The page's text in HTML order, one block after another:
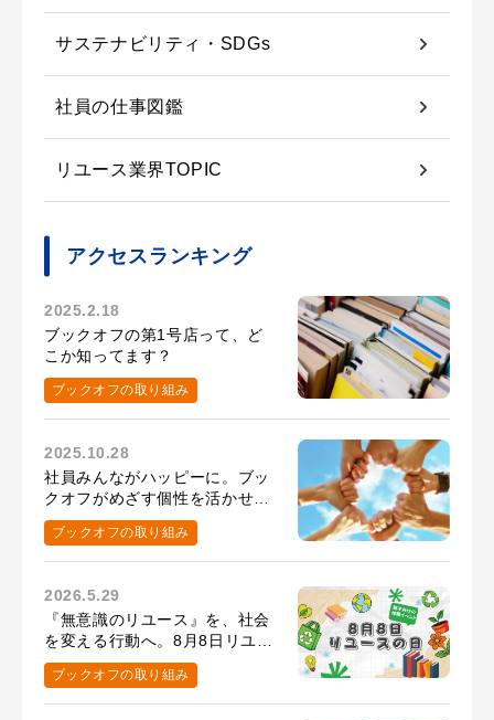
サステナビリティ・SDGs
社員の仕事図鑑
リユース業界TOPIC
アクセスランキング
2025.2.18
ブックオフの第1号店って、ど
こか知ってます？
ブックオフの取り組み
2025.10.28
社員みんながハッピーに。ブッ
クオフがめざす個性を活かせる
環境
ブックオフの取り組み
2026.5.29
『無意識のリユース』を、社会
を変える行動へ。8月8日リユー
スの日の取り組み
ブックオフの取り組み